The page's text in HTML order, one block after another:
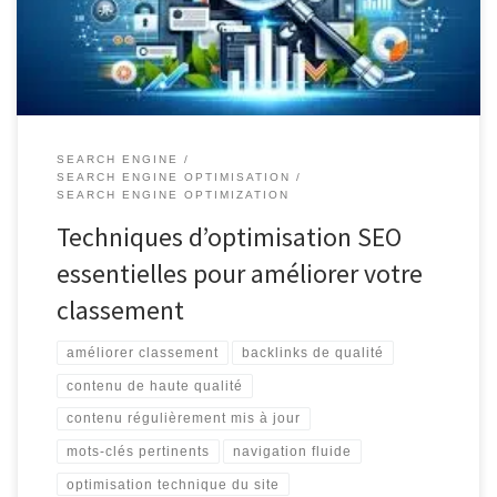
d’optimisation SEO, vous pouvez améliorer le classement de votre
site sur les […]
SEARCH ENGINE
SEARCH ENGINE OPTIMISATION
SEARCH ENGINE OPTIMIZATION
Techniques d’optimisation SEO
essentielles pour améliorer votre
classement
améliorer classement backlinks de qualité
contenu de haute qualité
contenu régulièrement mis à jour
mots-clés pertinents navigation fluide
optimisation technique du site